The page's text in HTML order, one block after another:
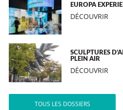
EUROPA
DÉCOUVRIR
SCULPTURES
PLEIN AIR
DÉCOUVRIR
TOUS LES DOSSIERS